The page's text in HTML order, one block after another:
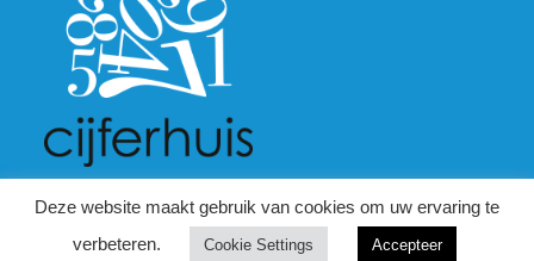
Deze website maakt gebruik van cookies om uw ervaring te
verbeteren.
Cookie Settings Accepteer